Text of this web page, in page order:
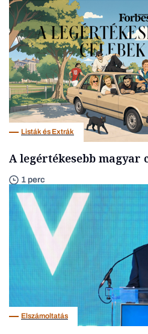
Listák és Extrák
A legértékesebb magyar
1 perc
Elszámoltatás